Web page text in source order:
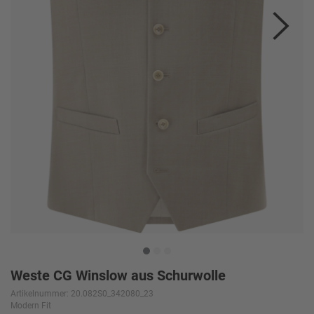
Weste CG Winslow aus Schurwolle
Artikelnummer: 20.082S0_342080_23
Modern Fit